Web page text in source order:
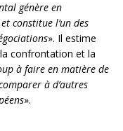
génère en
constitue l’un des
». Il estime
confrontation et la
à faire en matière de
à d’autres
».